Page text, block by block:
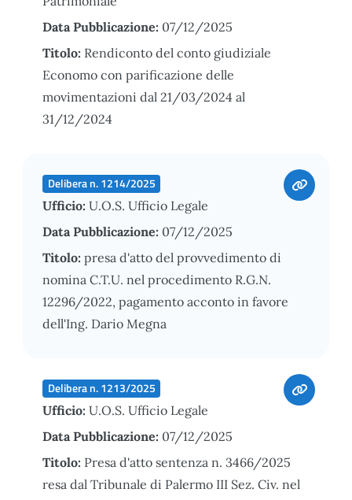
Data Pubblicazione: 07/12/2025
Titolo: Rendiconto del conto giudiziale
Economo con parificazione delle
movimentazioni dal 21/03/2024 al
31/12/2024
Delibera n. 1214/2025
Ufficio: U.O.S. Ufficio Legale
Data Pubblicazione: 07/12/2025
Titolo: presa d'atto del provvedimento di
nomina C.T.U. nel procedimento R.G.N.
12296/2022, pagamento acconto in favore
dell'Ing. Dario Megna
Delibera n. 1213/2025
Ufficio: U.O.S. Ufficio Legale
Data Pubblicazione: 07/12/2025
Titolo: Presa d'atto sentenza n. 3466/2025
resa dal Tribunale di Palermo III Sez. Civ. nel